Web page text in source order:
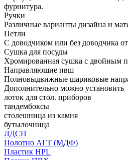
фурнитура.
Ручки
Различные варианты дизайна и
Петли
С доводчиком или без доводчика
Сушка для посуды
Хромированная сушка с двойным
Направляющие пвш
Полновыдвижные шариковые
Дополнительно можно установить
лоток для стол. приборов
тандембоксы
столешница из камня
бутылочница
ЛДСП
Полотно АГТ (МДФ)
Пластик HPL